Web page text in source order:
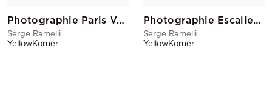
Photographie Paris Vu Du Ciel
Serge Ramelli
YellowKorner
Photographie Escaliers Montmartre
Serge Ramelli
YellowKorner